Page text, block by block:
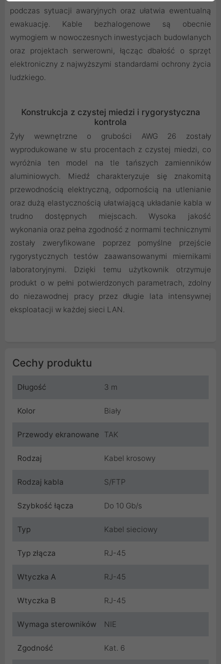
podczas sytuacji awaryjnych oraz ułatwia ewentualną
ewakuację. Kable bezhalogenowe są obecnie
wymogiem w nowoczesnych inwestycjach budowlanych
oraz projektach serwerowni, łącząc dbałość o sprzęt
elektroniczny z najwyższymi standardami ochrony życia
ludzkiego.
Konstrukcja z czystej miedzi i rygorystyczna
kontrola
Żyły wewnętrzne o grubości AWG 26 zostały
wyprodukowane w stu procentach z czystej miedzi, co
wyróżnia ten model na tle tańszych zamienników
aluminiowych. Miedź charakteryzuje się znakomitą
przewodnością elektryczną, odpornością na utlenianie
oraz dużą elastycznością ułatwiającą układanie kabla w
trudno dostępnych miejscach. Wysoka jakość
wykonania oraz pełna zgodność z normami technicznymi
zostały zweryfikowane poprzez pomyślne przejście
rygorystycznych testów zaawansowanymi miernikami
laboratoryjnymi. Dzięki temu użytkownik otrzymuje
produkt o w pełni potwierdzonych parametrach, zdolny
do niezawodnej pracy przez długie lata intensywnej
eksploatacji w każdej sieci LAN.
Cechy produktu
Długość 3 m
Kolor Biały
Przewody ekranowane TAK
Rodzaj Kabel krosowy
Rodzaj kabla S/FTP
Szybkość łącza Do 10 Gb/s
Typ Kabel sieciowy
Typ złącza RJ-45
Wtyczka A RJ-45
Wtyczka B RJ-45
Wymaga sterowników NIE
Zgodność Kat. 6